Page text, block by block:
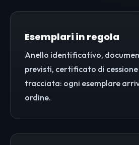
Esemplari in regola
Anello identificativo,
previsti, certificato di cessione
tracciata: ogni esemplare
ordine.